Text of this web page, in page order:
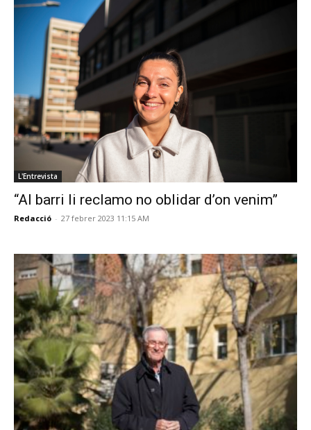
L'Entrevista
“Al barri li reclamo no oblidar d’on venim”
Redacció - 27 febrer 2023 11:15 AM